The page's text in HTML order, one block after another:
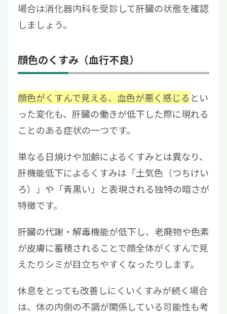
場合は消化器内科を受診して肝臓の状態を確認
しましょう。
顔色のくすみ（血行不良）
顔色がくすんで見える、血色が悪く感じる とい
った変化も、肝臓の働きが低下した際に現れる
ことのある症状の一つです。
単なる日焼けや加齢によるくすみとは異なり、
肝機能低下によるくすみは「土気色（つちけい
ろ）」や「青黒い」と表現される独特の暗さが
特徴です。
肝臓の代謝・解毒機能が低下し、老廃物や色素
が皮膚に蓄積されることで顔全体がくすんで見
えたりシミが目立ちやすくなったりします。
休息をとっても改善しにくいくすみが続く場合
は、体の内側の不調が関係している可能性も考